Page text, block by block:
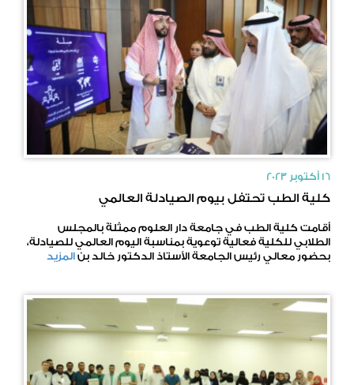
16 أكتوبر 2023
كلية الطب تحتفل بيوم الصيادلة العالمي
أقامت كلية الطب في جامعة دار العلوم ممثلةً بالمجلس
الطلابي للكلية فعالية توعوية بمناسبة اليوم العالمي للصيادلة،
بحضور معالي رئيس الجامعة الأستاذ الدكتور خالد بن المزيد